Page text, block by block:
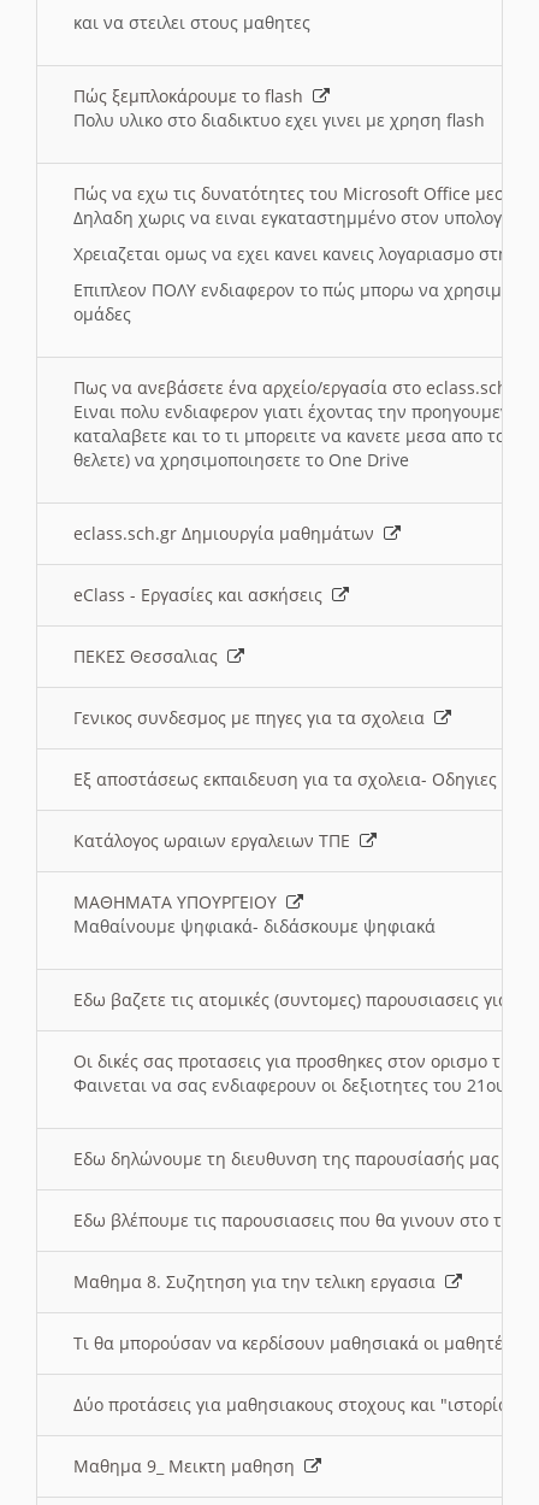
και να στειλει στους μαθητες
Πώς ξεμπλοκάρουμε το flash
Πολυ υλικο στο διαδικτυο εχει γινει με χρηση flash
Πώς να εχω τις δυνατότητες του Microsoft Office μεσω
Δηλαδη χωρις να ειναι εγκαταστημμένο στον
Χρειαζεται ομως να εχει κανει κανεις λογαριασμο στη
Επιπλεον ΠΟΛΥ ενδιαφερον το πώς μπορω να
ομάδες
Πως να ανεβάσετε ένα αρχείο/εργασία στο eclass.sch.gr
Ειναι πολυ ενδιαφερον γιατι έχοντας την
καταλαβετε και το τι μπορειτε να κανετε μεσα απο το
θελετε) να χρησιμοποιησετε το One Drive
eclass.sch.gr Δημιουργία μαθημάτων
eClass - Εργασίες και ασκήσεις
ΠΕΚΕΣ Θεσσαλιας
Γενικος συνδεσμος με πηγες για τα σχολεια
Εξ αποστάσεως εκπαιδευση για τα σχολεια- Οδηγιες
Κατάλογος ωραιων εργαλειων ΤΠΕ
ΜΑΘΗΜΑΤΑ ΥΠΟΥΡΓΕΙΟΥ
Μαθαίνουμε ψηφιακά- διδάσκουμε ψηφιακά
Εδω βαζετε τις ατομικές (συντομες) παρουσιασεις για
Οι δικές σας προτασεις για προσθηκες στον ορισμο
Φαινεται να σας ενδιαφερουν οι δεξιοτητες του 21ου
Εδω δηλώνουμε τη διευθυνση της παρουσίασής μας
Εδω βλέπουμε τις παρουσιασεις που θα γινουν στο
Μαθημα 8. Συζητηση για την τελικη εργασια
Τι θα μπορούσαν να κερδίσουν μαθησιακά οι μαθητές/
Δύο προτάσεις για μαθησιακους στοχους και "ιστορία"
Μαθημα 9_ Μεικτη μαθηση